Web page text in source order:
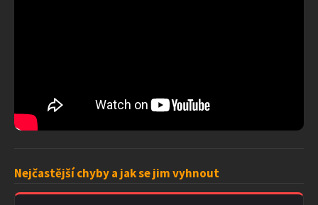
Nejčastější chyby a jak se jim vyhnout